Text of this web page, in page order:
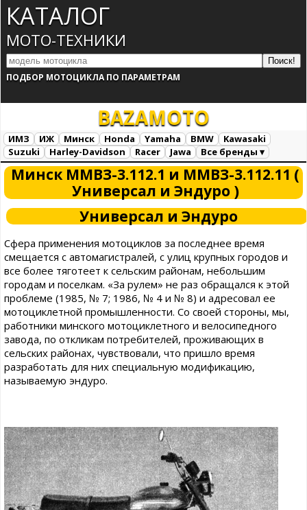
КАТАЛОГ
МОТО-ТЕХНИКИ
ПОДБОР МОТОЦИКЛА ПО ПАРАМЕТРАМ
BAZAMOTO
ИМЗ ИЖ Минск Honda Yamaha BMW
Kawasaki
Suzuki
Harley-Davidson Racer Jawa
Все бренды ▾
Все марки
Загрузка...
Минск ММВЗ-3.112.1 и ММВЗ-3.112.11 (
Универсал и Эндуро )
Универсал и Эндуро
Сфера применения мотоциклов за последнее время
смещается с автомагистралей, с улиц крупных городов и
все более тяготеет к сельским районам, небольшим
городам и поселкам. «За рулем» не раз обращался к этой
проблеме (1985, № 7; 1986, № 4 и № 8) и адресовал ее
мотоциклетной промышленности. Со своей стороны, мы,
работники минского мотоциклетного и велосипедного
завода, по откликам потребителей, проживающих в
сельских районах, чувствовали, что пришло время
разработать для них специальную модификацию,
называемую эндуро.